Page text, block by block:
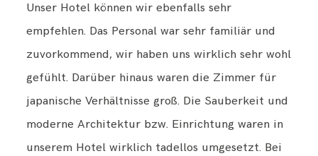
Unser Hotel können wir ebenfalls sehr
empfehlen. Das Personal war sehr familiär und
zuvorkommend, wir haben uns wirklich sehr wohl
gefühlt. Darüber hinaus waren die Zimmer für
japanische Verhältnisse groß. Die Sauberkeit und
moderne Architektur bzw. Einrichtung waren in
unserem Hotel wirklich tadellos umgesetzt. Bei